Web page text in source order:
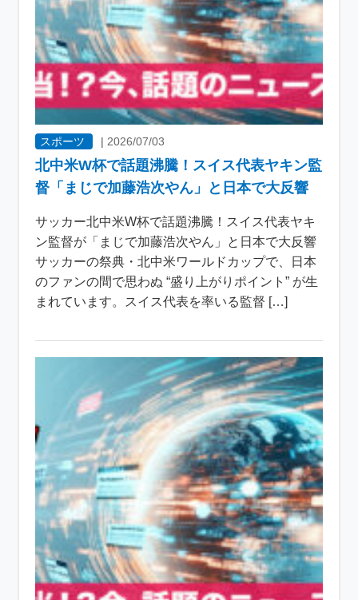
スポーツ |2026/07/03
北中米W杯で話題沸騰！スイス代表ヤキン監
督「まじで加藤浩次やん」と日本で大反響
サッカー北中米W杯で話題沸騰！スイス代表ヤキ
ン監督が「まじで加藤浩次やん」と日本で大反響
サッカーの祭典・北中米ワールドカップで、日本
のファンの間で思わぬ “盛り上がりポイント” が生
まれています。スイス代表を率いる監督 […]